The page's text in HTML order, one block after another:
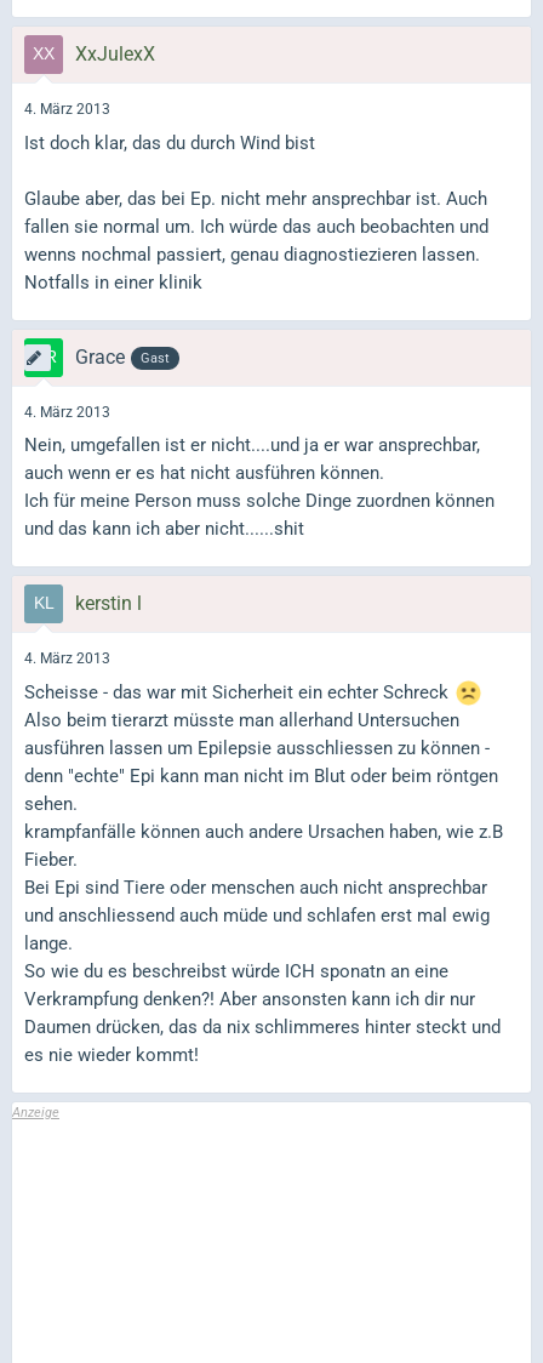
XxJulexX
4. März 2013
Ist doch klar, das du durch Wind bist
Glaube aber, das bei Ep. nicht mehr ansprechbar ist. Auch
fallen sie normal um. Ich würde das auch beobachten und
wenns nochmal passiert, genau diagnostiezieren lassen.
Notfalls in einer klinik
Grace Gast
4. März 2013
Nein, umgefallen ist er nicht....und ja er war ansprechbar,
auch wenn er es hat nicht ausführen können.
Ich für meine Person muss solche Dinge zuordnen können
und das kann ich aber nicht......shit
kerstin l
4. März 2013
Scheisse - das war mit Sicherheit ein echter Schreck
Also beim tierarzt müsste man allerhand Untersuchen
ausführen lassen um Epilepsie ausschliessen zu können -
denn "echte" Epi kann man nicht im Blut oder beim röntgen
sehen.
krampfanfälle können auch andere Ursachen haben, wie z.B
Fieber.
Bei Epi sind Tiere oder menschen auch nicht ansprechbar
und anschliessend auch müde und schlafen erst mal ewig
lange.
So wie du es beschreibst würde ICH sponatn an eine
Verkrampfung denken?! Aber ansonsten kann ich dir nur
Daumen drücken, das da nix schlimmeres hinter steckt und
es nie wieder kommt!